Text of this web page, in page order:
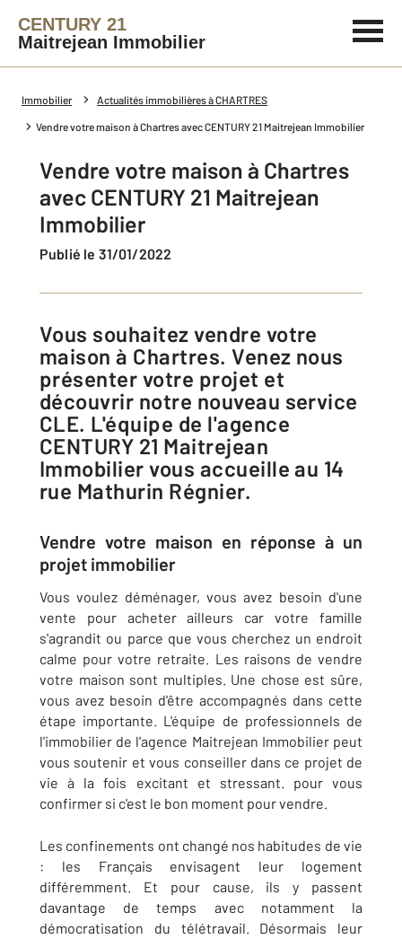
CENTURY 21
Maitrejean Immobilier
Immobilier Actualités immobilières à CHARTRES
Vendre votre maison à Chartres avec CENTURY 21 Maitrejean Immobilier
Vendre votre maison à Chartres
avec CENTURY 21 Maitrejean
Immobilier
Publié le 31/01/2022
Vous souhaitez vendre votre
maison à Chartres. Venez nous
présenter votre projet et
découvrir notre nouveau service
CLE. L'équipe de l'agence
CENTURY 21 Maitrejean
Immobilier vous accueille au 14
rue Mathurin Régnier.
Vendre votre maison en réponse à un
projet immobilier
Vous voulez déménager, vous avez besoin d'une
vente pour acheter ailleurs car votre famille
s'agrandit ou parce que vous cherchez un endroit
calme pour votre retraite. Les raisons de vendre
votre maison sont multiples. Une chose est sûre,
vous avez besoin d'être accompagnés dans cette
étape importante. L'équipe de professionnels de
l'immobilier de l'agence Maitrejean Immobilier peut
vous soutenir et vous conseiller dans ce projet de
vie à la fois excitant et stressant. pour vous
confirmer si c'est le bon moment pour vendre.
Les confinements ont changé nos habitudes de vie
: les Français envisagent leur logement
différemment. Et pour cause, ils y passent
davantage de temps avec notamment la
démocratisation du télétravail. Désormais leur